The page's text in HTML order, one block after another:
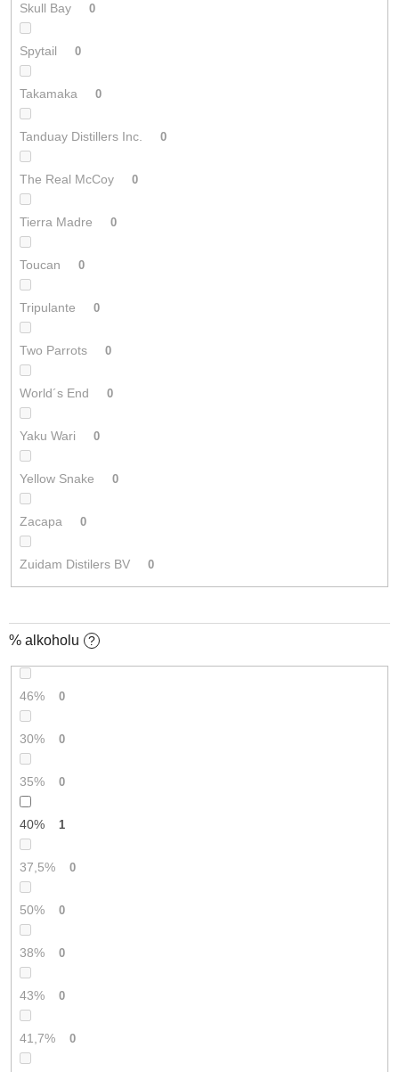
Skull Bay 0
Spytail 0
Takamaka 0
Tanduay Distillers Inc. 0
The Real McCoy 0
Tierra Madre 0
Toucan 0
Tripulante 0
Two Parrots 0
World´s End 0
Yaku Wari 0
Yellow Snake 0
Zacapa 0
Zuidam Distilers BV 0
% alkoholu ?
46% 0
30% 0
35% 0
40% 1
37,5% 0
50% 0
38% 0
43% 0
41,7% 0